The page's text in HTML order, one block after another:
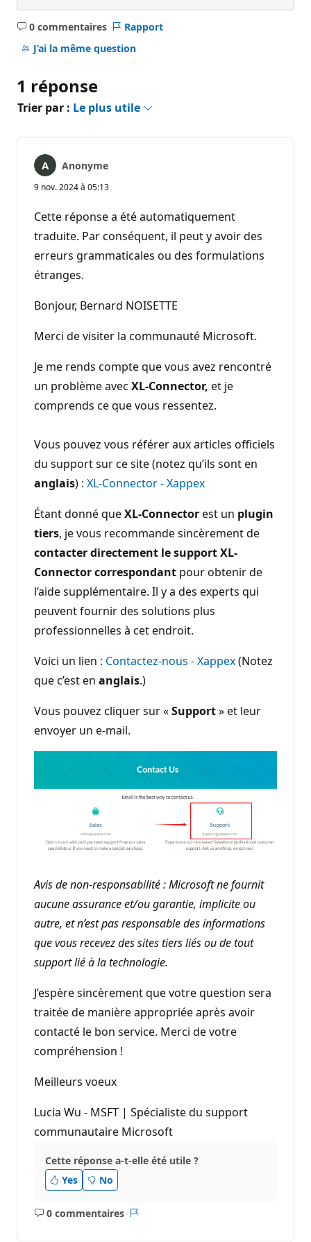
0 commentaires
Aucun
commentaire
Rapport
J’ai la même question
1 réponse
Trier par : Le plus utile
Anonyme
9 nov. 2024 à 05:13
Cette réponse a été automatiquement
traduite. Par conséquent, il peut y avoir des
erreurs grammaticales ou des formulations
étranges.
Bonjour, Bernard NOISETTE
Merci de visiter la communauté Microsoft.
Je me rends compte que vous avez rencontré
un problème avec XL-Connector, et je
comprends ce que vous ressentez.
Vous pouvez vous référer aux articles officiels
du support sur ce site (notez qu’ils sont en
anglais) : XL-Connector - Xappex
Étant donné queXL-Connectorest un plugin
tiers, je vous recommande sincèrement de
contacter directement le support XL-
Connector correspondant pour obtenir de
l’aide supplémentaire. Il y a des experts qui
peuvent fournir des solutions plus
professionnelles à cet endroit.
Voici un lien : Contactez-nous - Xappex(Notez
que c’est en anglais.)
Vous pouvez cliquer sur «Support» et leur
envoyer un e-mail.
Avis de non-responsabilité : Microsoft ne fournit
aucune assurance et/ou garantie, implicite ou
autre, et n’est pas responsable des informations
que vous recevez des sites tiers liés ou de tout
support lié à la technologie.
J’espère sincèrement que votre question sera
traitée de manière appropriée après avoir
contacté le bon service. Merci de votre
compréhension !
Meilleurs voeux
Lucia Wu - MSFT | Spécialiste du support
communautaire Microsoft
Cette réponse a-t-elle été utile ?
Yes
No
0 commentaires
Aucun